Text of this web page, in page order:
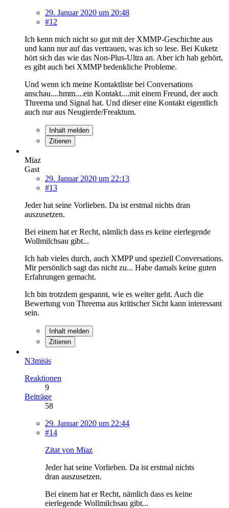
29. Januar 2020 um 20:48
#12
Ich kenn mich nicht so gut mit der XMMP-Geschichte aus
und kann nur auf das vertrauen, was ich so lese. Bei Kuketz
hört sich das wie das Non-Plus-Ultra an. Aber ich hab gehört,
es gibt auch bei XMMP bedenkliche Probleme.
Und wenn ich meine Kontaktliste bei Conversations
anschau....hmm....ein Kontakt....mit einem Freund, der auch
Threema und Signal hat. Und dieser eine Kontakt eigentlich
auch nur aus Neugierde/Freaktum.
Inhalt melden
Zitieren
Miaz
Gast
29. Januar 2020 um 22:13
#13
Jeder hat seine Vorlieben. Da ist erstmal nichts dran
auszusetzen.
Bei einem hat er Recht, nämlich dass es keine eierlegende
Wollmilchsau gibt...
Ich hab vieles durch, auch XMPP und speziell Conversations.
Mir persönlich sagt das nicht zu... Habe damals keine guten
Erfahrungen gemacht.
Ich bin trotzdem gespannt, wie es weiter geht. Auch die
Bewertung von Threema aus kritischer Sicht kann interessant
sein.
Inhalt melden
Zitieren
N3misis
Reaktionen
9
Beiträge
58
29. Januar 2020 um 22:44
#14
Zitat von Miaz
Jeder hat seine Vorlieben. Da ist erstmal nichts
dran auszusetzen.
Bei einem hat er Recht, nämlich dass es keine
eierlegende Wollmilchsau gibt...